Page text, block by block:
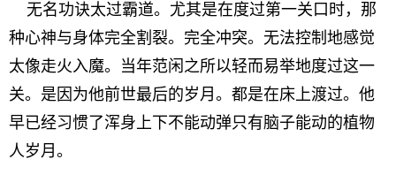
无名功诀太过霸道。尤其是在度过第一关口时，那
种心神与身体完全割裂。完全冲突。无法控制地感觉
太像走火入魔。当年范闲之所以轻而易举地度过这一
关。是因为他前世最后的岁月。都是在床上渡过。他
早已经习惯了浑身上下不能动弹只有脑子能动的植物
人岁月。